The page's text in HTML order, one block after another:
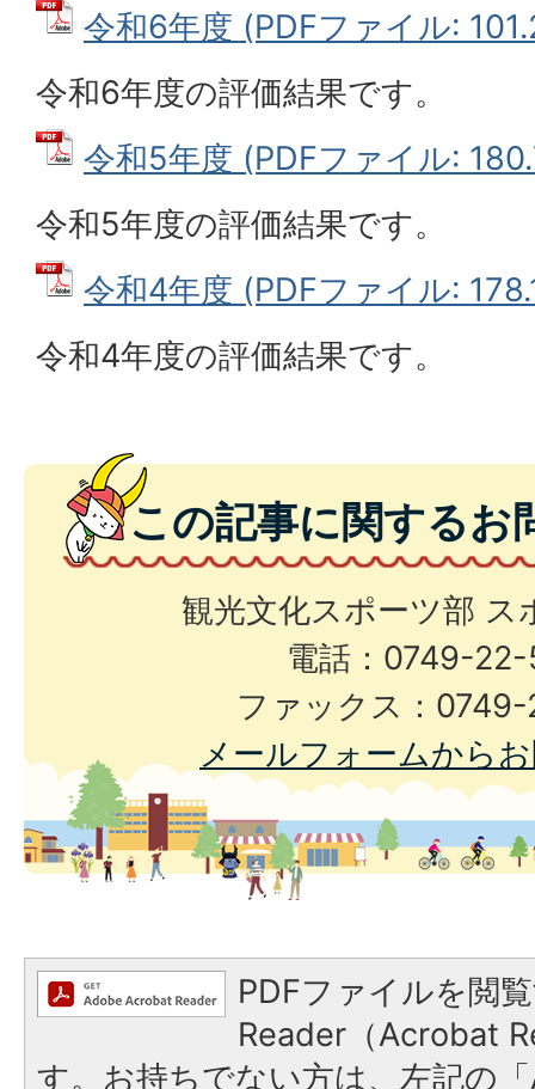
令和6年度 (PDFファイル:
令和6年度の評価結果です。
令和5年度 (PDFファイル:
令和5年度の評価結果です。
令和4年度 (PDFファイル:
令和4年度の評価結果です。
この記事に関するお
観光文化スポーツ部 ス
電話：0749-
ファックス：
メールフォームから
PDFファイルを閲
Reader（Acrobat
す。お持ちでない方は、左記の